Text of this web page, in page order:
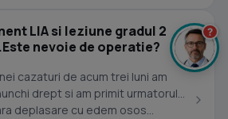
LIA si leziune gradul 2
nevoie de operatie?
cazaturi de acum trei luni am
drept si am primit urmatorul
deplasare cu edem osos...
?